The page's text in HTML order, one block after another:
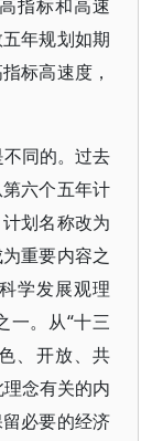
指标和高速
年规划如期
标高速度，
同的。过去
六个五年计
划名称改为
重要内容之
学发展观理
一。从“十三
、开放、共
念有关的内
必要的经济